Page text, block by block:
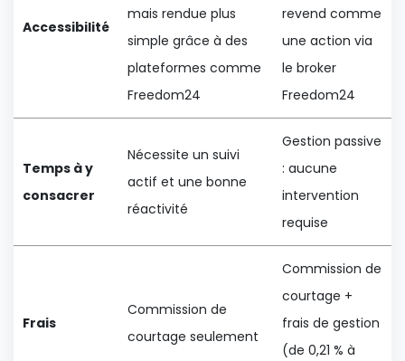
Accessibilité
mais rendue plus
simple grâce à des
plateformes comme
Freedom24
revend comme
une action via
le broker
Freedom24
Temps à y
consacrer
Nécessite un suivi
actif et une bonne
réactivité
Gestion passive
: aucune
intervention
requise
Frais
Commission de
courtage seulement
Commission de
courtage +
frais de gestion
(de 0,21 % à